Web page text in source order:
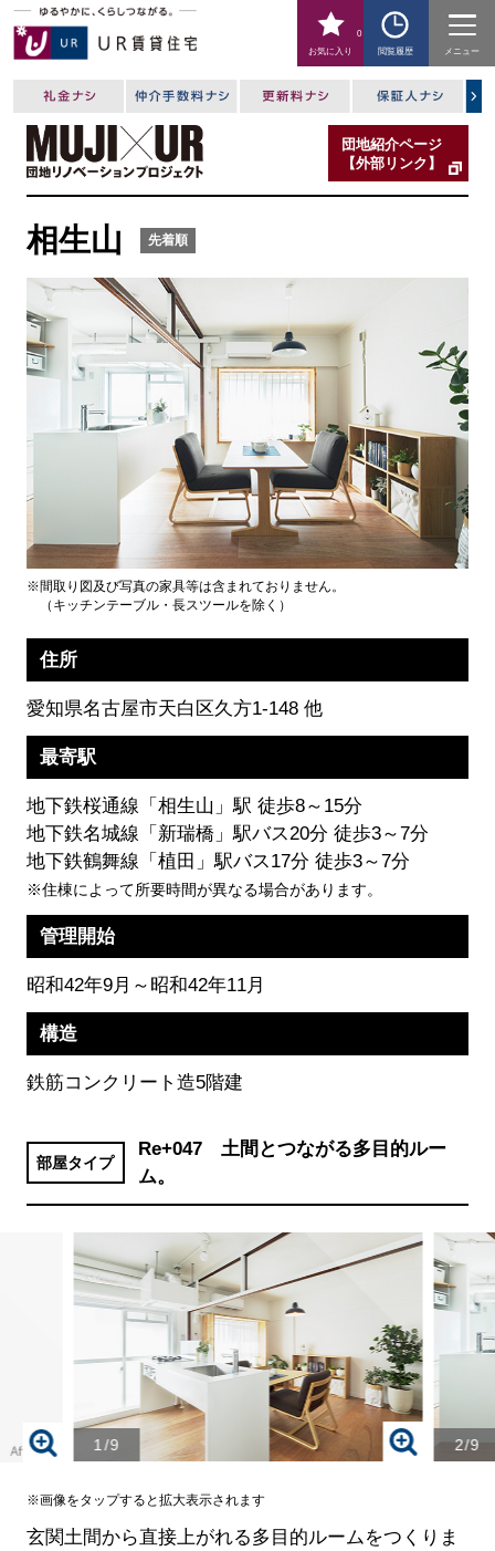
お気に入り
0
閲覧履歴
メニュー
団地紹介ページ
【外部リンク】
相生山 先着順
※間取り図及び写真の家具等は含まれておりません。
（キッチンテーブル・長スツールを除く）
住所
愛知県名古屋市天白区久方1-148 他
最寄駅
地下鉄桜通線「相生山」駅 徒歩8～15分
地下鉄名城線「新瑞橋」駅バス20分 徒歩3～7分
地下鉄鶴舞線「植田」駅バス17分 徒歩3～7分
※住棟によって所要時間が異なる場合があります。
管理開始
昭和42年9月～昭和42年11月
構造
鉄筋コンクリート造5階建
部屋タイプ
Re+047 土間とつながる多目的ルー
ム。
1/9 2/9
※画像をタップすると拡大表示されます
玄関土間から直接上がれる多目的ルームをつくりま